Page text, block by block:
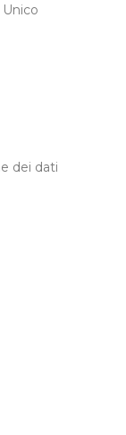
dei dati